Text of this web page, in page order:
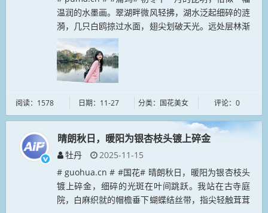
温润的水墨画。翠湖畔微风轻拂，湖水泛起细碎的涟
漪，几只白鸥掠过水面，翅尖划破天光。远处层林渐
染金黄，传统飞檐与现代楼宇在树影间错落相映。这
座城市总以恰到好处...
阅读：1578 日期：11-27 分类：国花美女 评论：0
晴朗秋日，暖阳为银杏枝头镀上碎金
牡丹
2025-11-15
# guohua.cn # #国花# 晴朗秋日，暖阳为银杏枝头
镀上碎金，细碎的光斑在叶间跳跃。我站在古寺庭
院，白麻织就的帽檐垂下蝴蝶结丝带，指尖轻触茸茸